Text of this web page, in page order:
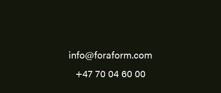
info@foraform.com
+47 70 04 60 00